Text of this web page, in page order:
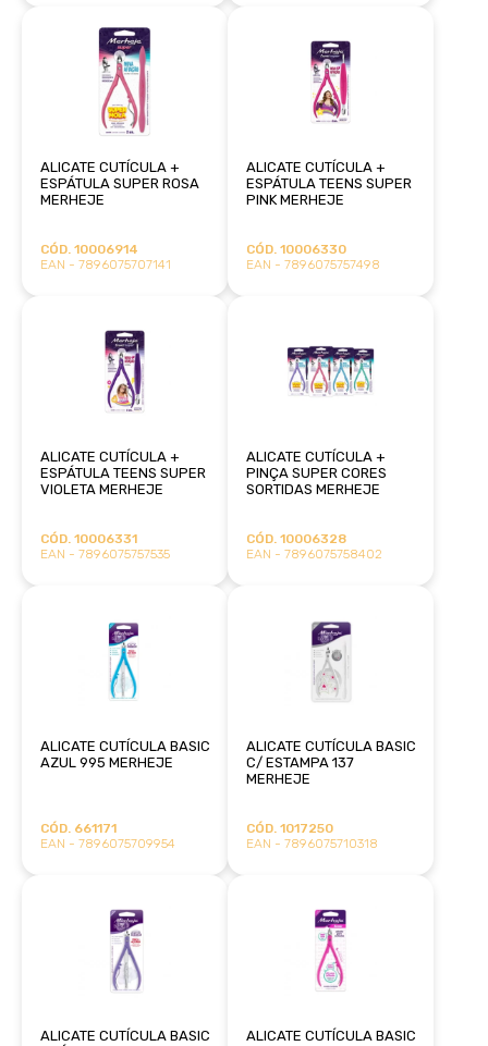
ALICATE CUTÍCULA +
ESPÁTULA SUPER ROSA
MERHEJE
CÓD. 10006914
EAN - 7896075707141
ALICATE CUTÍCULA +
ESPÁTULA TEENS SUPER
PINK MERHEJE
CÓD. 10006330
EAN - 7896075757498
ALICATE CUTÍCULA +
ESPÁTULA TEENS SUPER
VIOLETA MERHEJE
CÓD. 10006331
EAN - 7896075757535
ALICATE CUTÍCULA +
PINÇA SUPER CORES
SORTIDAS MERHEJE
CÓD. 10006328
EAN - 7896075758402
ALICATE CUTÍCULA BASIC
AZUL 995 MERHEJE
CÓD. 661171
EAN - 7896075709954
ALICATE CUTÍCULA BASIC
C/ ESTAMPA 137
MERHEJE
CÓD. 1017250
EAN - 7896075710318
ALICATE CUTÍCULA BASIC
ALICATE CUTÍCULA BASIC